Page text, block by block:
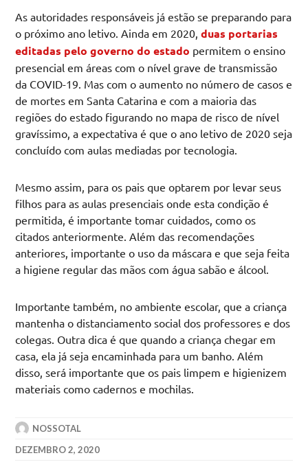
As autoridades responsáveis já estão se preparando para
o próximo ano letivo. Ainda em 2020,duas portarias
editadas pelo governo do estado permitem o ensino
presencial em áreas com o nível grave de transmissão
da COVID-19. Mas com o aumento no número de casos e
de mortes em Santa Catarina e com a maioria das
regiões do estado figurando no mapa de risco de nível
gravíssimo, a expectativa é que o ano letivo de 2020 seja
concluído com aulas mediadas por tecnologia.
Mesmo assim, para os pais que optarem por levar seus
filhos para as aulas presenciais onde esta condição é
permitida, é importante tomar cuidados, como os
citados anteriormente. Além das recomendações
anteriores, importante o uso da máscara e que seja feita
a higiene regular das mãos com água sabão e álcool.
Importante também, no ambiente escolar, que a criança
mantenha o distanciamento social dos professores e dos
colegas. Outra dica é que quando a criança chegar em
casa, ela já seja encaminhada para um banho. Além
disso, será importante que os pais limpem e higienizem
materiais como cadernos e mochilas.
NOSSOTAL
DEZEMBRO 2, 2020